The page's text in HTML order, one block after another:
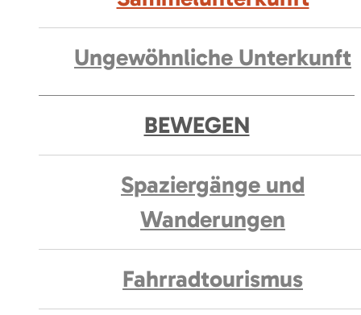
Ungewöhnliche Unterkunft
BEWEGEN
Spaziergänge und
Wanderungen
Fahrradtourismus